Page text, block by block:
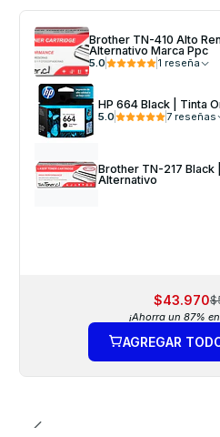
Brother TN-410 Alto
Alternativo Marca Ppc
5.0 1 reseña
HP 664 Black | Tinta
5.0 7 reseñas
Brother TN-217
Alternativo
$43.970
¡Ahorra un 87%
AGREGAR